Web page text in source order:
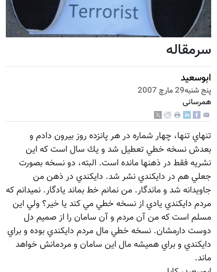
سرمقاله
ابوسعيد
پنج شنبه29 مارچ 2007
همرسانی
تنهاي تنها، چهار شماره در هر پانزده روز بيرون دادم و
بعدش نسخه خطي تعطيل شد و يك سال است كه اين
نشريه فقط در ذهنها مانده است. البته، دو نسخه بصورت
جعلي هم در دايكندي نشر شد. دايكندي در ذهن من
جاويدانه شد و ماندگار. من نمانم خط بماند يادگار. نميدانم كه
مردم دايكندي يادي از نسخه خطي مي كند يا خير؟ ولي اين
مسلم است كه من آن مردم و آن سامان را از صميم دل
دوست دارمشان. نسخه خطي مال مردم دايكندي بوده و براي
دايكندي و براي هميشه مال اين سامان و مردمانش خواهد
ماند.